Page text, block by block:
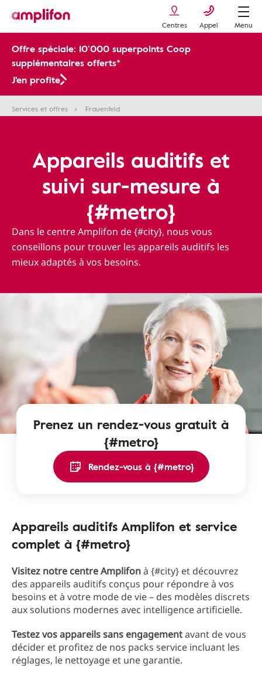
Centres Appel Menu
Offre spéciale: 10’000 superpoints Coop
supplémentaires offerts*
J'en profite
Services et offres Frauenfeld
Appareils auditifs et
suivi sur-mesure à
{#metro}
Dans le centre Amplifon de {#city}, nous vous
conseillons pour trouver les appareils auditifs les
mieux adaptés à vos besoins.
Prenez un rendez-vous gratuit à
{#metro}
Rendez-vous à {#metro}
Appareils auditifs Amplifon et service
complet à {#metro}
Visitez notre centre Amplifonà {#city} et découvrez
des appareils auditifs conçus pour répondre à vos
besoins et à votre mode de vie – des modèles discrets
aux solutions modernes avec intelligence artificielle.
Testez vos appareils sans engagementavant de vous
décider et profitez de nos packs service incluant les
réglages, le nettoyage et une garantie.